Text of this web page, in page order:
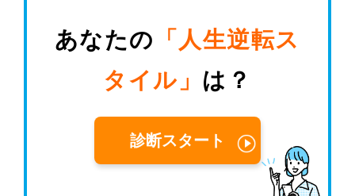
あなたの 「人生逆転ス
タイル」 は？
診断スタート